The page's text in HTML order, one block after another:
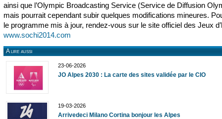
ainsi que l’Olympic Broadcasting Service (Service de Diffusion
mais pourrait cependant subir quelques modifications mineures.
le programme mis à jour, rendez-vous sur le site officiel des Jeux
www.sochi2014.com
A lire aussi
23-06-2026
JO Alpes 2030 : La carte des sites validée par le CIO
19-03-2026
Arrivedeci Milano Cortina bonjour les Alpes